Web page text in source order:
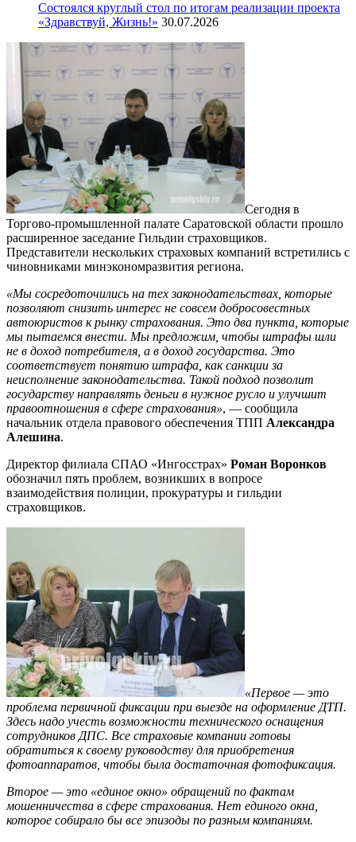
Состоялся круглый стол по итогам реализации проекта
«Здравствуй, Жизнь!» 30.07.2026
Сегодня в
Торгово-промышленной палате Саратовской области прошло
расширенное заседание Гильдии страховщиков.
Представители нескольких страховых компаний встретились с
чиновниками минэкономразвития региона.
«Мы сосредоточились на тех законодательствах, которые
позволяют снизить интерес не совсем добросовестных
автоюристов к рынку страхования. Это два пункта, которые
мы пытаемся внести. Мы предложим, чтобы штрафы шли
не в доход потребителя, а в доход государства. Это
соответствует понятию штрафа, как санкции за
неисполнение законодательства. Такой подход позволит
государству направлять деньги в нужное русло и улучшит
правоотношения в сфере страхования», — сообщила
начальник отдела правового обеспечения ТПП Александра
Алешина.
Директор филиала СПАО «Ингосстрах» Роман Воронков
обозначил пять проблем, возникших в вопросе
взаимодействия полиции, прокуратуры и гильдии
страховщиков.
«Первое — это
проблема первичной фиксации при выезде на оформление ДТП.
Здесь надо учесть возможности технического оснащения
сотрудников ДПС. Все страховые компании готовы
обратиться к своему руководству для приобретения
фотоаппаратов, чтобы была достаточная фотофиксация.
Второе — это «единое окно» обращений по фактам
мошенничества в сфере страхования. Нет единого окна,
которое собирало бы все эпизоды по разным компаниям.